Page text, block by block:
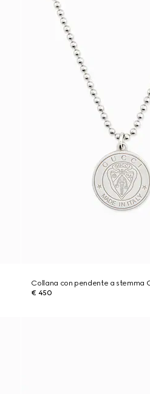
Collana con pendente a stemma
€ 450